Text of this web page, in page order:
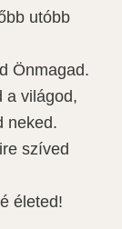
utóbb
Önmagad.
a világod,
neked.
szíved
életed!